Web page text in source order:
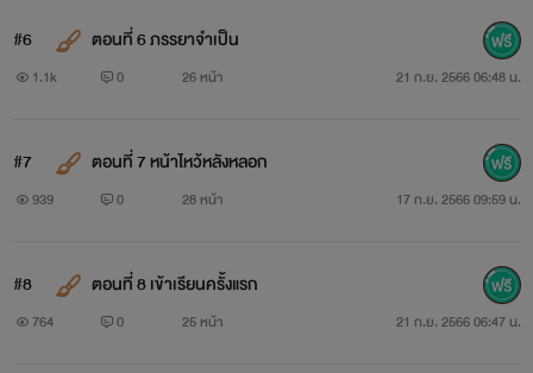
#6 ตอนที่ 6 ภรรยาจำเป็น
1.1k 0 26 หน้า 21 ก.ย. 2566 06:48 น.
#7 ตอนที่ 7 หน้าไหว้หลังหลอก
939 0 28 หน้า 17 ก.ย. 2566 09:59 น.
#8 ตอนที่ 8 เข้าเรียนครั้งแรก
764 0 25 หน้า 21 ก.ย. 2566 06:47 น.